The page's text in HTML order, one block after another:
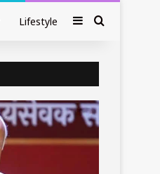
Lifestyle SidebarSearch